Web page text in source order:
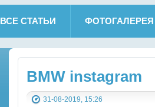
ВСЕ СТАТЬИ ФОТОГАЛЕРЕЯ
BMW instagram
31-08-2019, 15:26